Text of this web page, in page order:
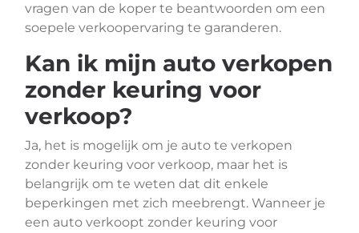
vragen van de koper te beantwoorden om een
soepele verkoopervaring te garanderen.
Kan ik mijn auto verkopen
zonder keuring voor
verkoop?
Ja, het is mogelijk om je auto te verkopen
zonder keuring voor verkoop, maar het is
belangrijk om te weten dat dit enkele
beperkingen met zich meebrengt. Wanneer je
een auto verkoopt zonder keuring voor